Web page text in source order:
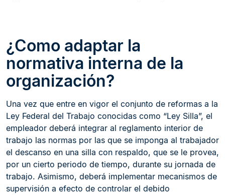
¿Como adaptar la
normativa interna de la
organización?
Una vez que entre en vigor el conjunto de reformas a la
Ley Federal del Trabajo conocidas como “Ley Silla”, el
empleador deberá integrar al reglamento interior de
trabajo las normas por las que se imponga al trabajador
el descanso en una silla con respaldo, que se le provea,
por un cierto periodo de tiempo, durante su jornada de
trabajo. Asimismo, deberá implementar mecanismos de
supervisión a efecto de controlar el debido